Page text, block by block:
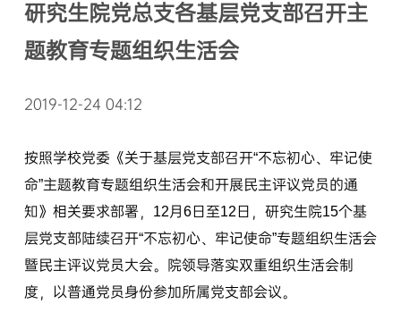
研究生院党总支各基层党支部召开主
题教育专题组织生活会
2019-12-24 04:12
按照学校党委《关于基层党支部召开“不忘初心、牢记使
命”主题教育专题组织生活会和开展民主评议党员的通
知》相关要求部署，12月6日至12日，研究生院15个基
层党支部陆续召开“不忘初心、牢记使命”专题组织生活会
暨民主评议党员大会。院领导落实双重组织生活会制
度，以普通党员身份参加所属党支部会议。